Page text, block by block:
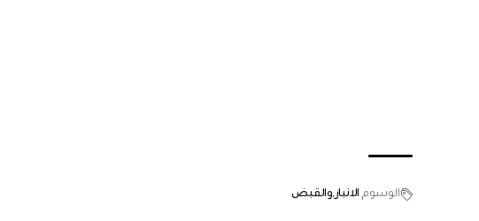
الوسوم الانباروالقبض